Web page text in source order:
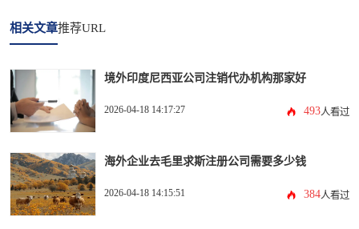
相关文章推荐URL
境外印度尼西亚公司注销代办机构那家好
2026-04-18 14:17:27 493人看过
海外企业去毛里求斯注册公司需要多少钱
2026-04-18 14:15:51 384人看过